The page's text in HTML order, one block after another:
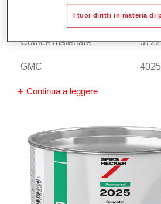
Permacron® Putty 2025
Codice materiale
GMC
Continua a leggere
I tuoi diritti in materia di